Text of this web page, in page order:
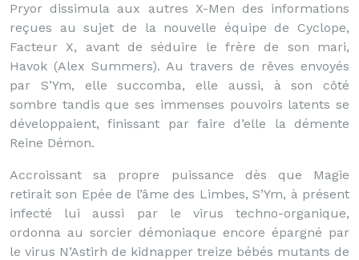
Pryor dissimula aux autres X-Men des informations
reçues au sujet de la nouvelle équipe de Cyclope,
Facteur X, avant de séduire le frère de son mari,
Havok (Alex Summers). Au travers de rêves envoyés
par S’Ym, elle succomba, elle aussi, à son côté
sombre tandis que ses immenses pouvoirs latents se
développaient, finissant par faire d’elle la démente
Reine Démon.
Accroissant sa propre puissance dès que Magie
retirait son Epée de l’âme des Limbes, S’Ym, à présent
infecté lui aussi par le virus techno-organique,
ordonna au sorcier démoniaque encore épargné par
le virus N’Astirh de kidnapper treize bébés mutants de